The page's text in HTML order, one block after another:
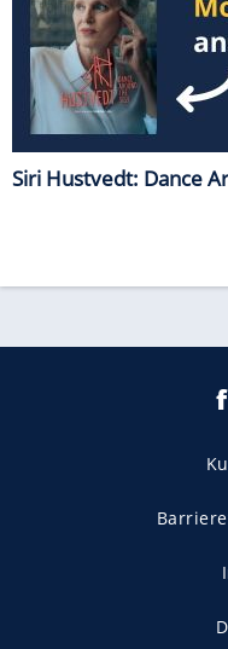
Siri Hustvedt: Dance